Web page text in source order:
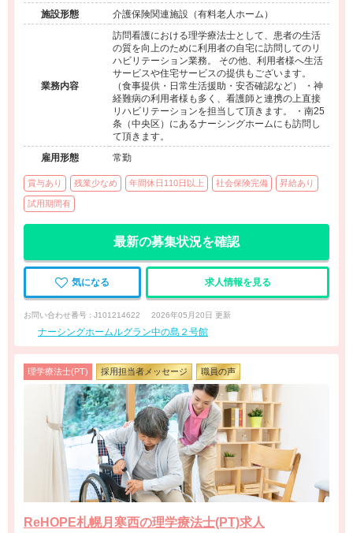
施設形態
介護保険関連施設（有料老人ホーム）
業務内容
訪問看護における理学療法士として、患者の生活
の質を向上のために利用者の自宅に訪問してのリ
ハビリテーション業務。 その他、利用者様へ生活
サービスや住宅サービスの提供もございます。
（食事提供・日常生活援助・安否確認など） ・神
経難病の利用者様も多く、看護師と連携の上直接
リハビリテーションを担当して頂きます。 ・南25
条（中央区）にあるナーシングホームにも訪問し
て頂きます。
雇用形態
常勤
賞与あり 残業少なめ 年間休日110日以上 社会保険完備 昇給あり
試用期間有
最新の募集状況を確認
気になる 求人情報を見る
お問い合わせ番号 : J101214622 2026年05月20日 更新
ナーシングホームルグラン中の島２号館
理学療法士(PT) 採用担当者メッセージ 職員の声
ReHOPE札幌月寒西の理学療法士(PT)求人